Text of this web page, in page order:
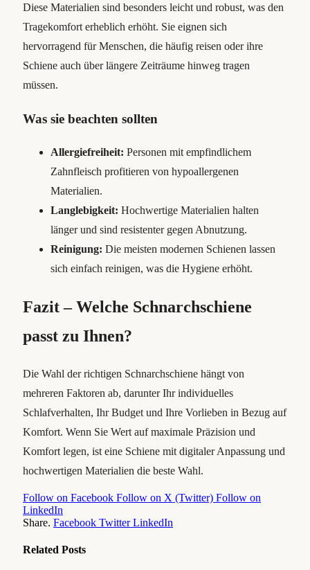
Diese Materialien sind besonders leicht und robust, was den
Tragekomfort erheblich erhöht. Sie eignen sich
hervorragend für Menschen, die häufig reisen oder ihre
Schiene auch über längere Zeiträume hinweg tragen
müssen.
Was sie beachten sollten
Allergiefreiheit: Personen mit empfindlichem
Zahnfleisch profitieren von hypoallergenen
Materialien.
Langlebigkeit: Hochwertige Materialien halten
länger und sind resistenter gegen Abnutzung.
Reinigung: Die meisten modernen Schienen lassen
sich einfach reinigen, was die Hygiene erhöht.
Fazit – Welche Schnarchschiene
passt zu Ihnen?
Die Wahl der richtigen Schnarchschiene hängt von
mehreren Faktoren ab, darunter Ihr individuelles
Schlafverhalten, Ihr Budget und Ihre Vorlieben in Bezug auf
Komfort. Wenn Sie Wert auf maximale Präzision und
Komfort legen, ist eine Schiene mit digitaler Anpassung und
hochwertigen Materialien die beste Wahl.
Follow on Facebook Follow on X (Twitter) Follow on
LinkedIn
Share. Facebook Twitter LinkedIn
Related Posts